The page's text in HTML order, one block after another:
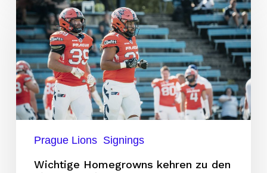
Homegrowns
kehren
zu
den
Lions
zurück
Prague Lions Signings
Wichtige Homegrowns kehren zu den